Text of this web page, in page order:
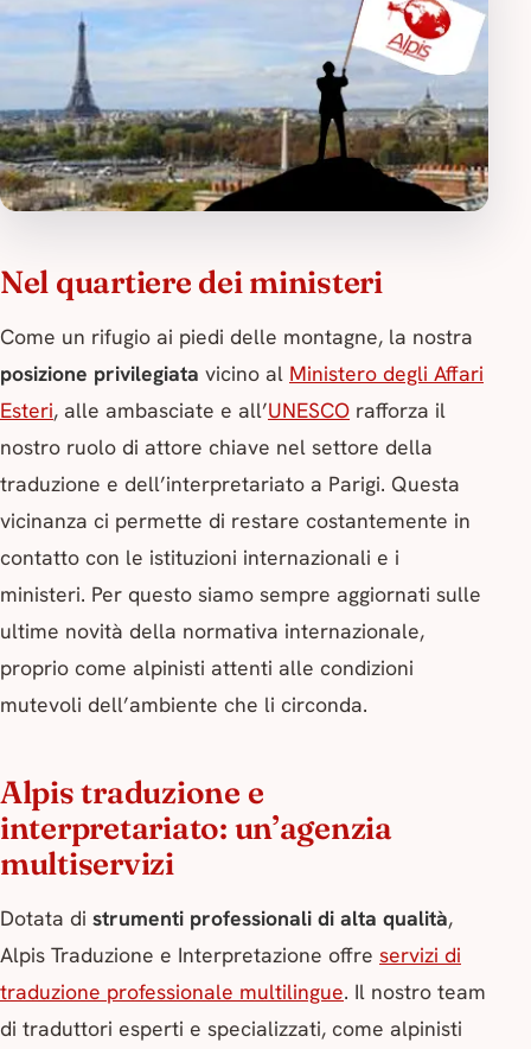
Nel quartiere dei ministeri
Come un rifugio ai piedi delle montagne, la nostra
posizione privilegiata vicino al Ministero degli Affari
Esteri, alle ambasciate e all’UNESCO rafforza il
nostro ruolo di attore chiave nel settore della
traduzione e dell’interpretariato a Parigi. Questa
vicinanza ci permette di restare costantemente in
contatto con le istituzioni internazionali e i
ministeri. Per questo siamo sempre aggiornati sulle
ultime novità della normativa internazionale,
proprio come alpinisti attenti alle condizioni
mutevoli dell’ambiente che li circonda.
Alpis traduzione e
interpretariato: un’agenzia
multiservizi
Dotata di strumenti professionali di alta qualità,
Alpis Traduzione e Interpretazione offre servizi di
traduzione professionale multilingue. Il nostro team
di traduttori esperti e specializzati, come alpinisti